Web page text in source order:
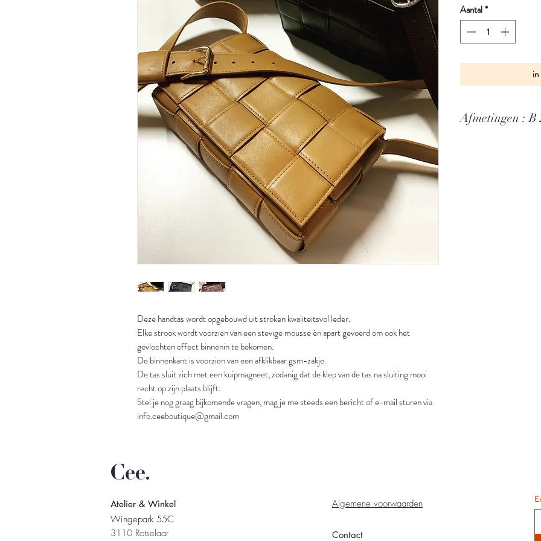
Deze handtas wordt opgebouwd uit stroken kwaliteitsvol leder.
Elke strook wordt voorzien van een stevige mousse én apart gevoerd om ook het
gevlochten effect binnenin te bekomen.
De binnenkant is voorzien van een afklikbaar gsm-zakje.
De tas sluit zich met een kuipmagneet, zodanig dat de klep van de tas na sluiting mooi
recht op zijn plaats blijft.
Stel je nog graag bijkomende vragen, mag je me steeds een bericht of e-mail sturen via
info.ceeboutique@gmail.com
Aantal*
Cee.
Atelier & Winkel
Wingepark 55C
3110 Rotselaar
Algemene voorwaarden
Contact